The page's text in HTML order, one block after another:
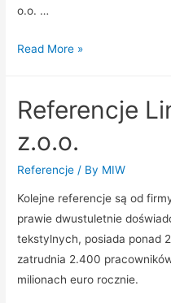
o.o. …
Referencje
Przysięgłych
Warszawa,
Marszałkowska
Read More »
Referencje
z.o.o.
Referencje / By MIW
Kolejne referencje są od
prawie dwustuletnie
tekstylnych, posiada ponad
zatrudnia 2.400
milionach euro rocznie.